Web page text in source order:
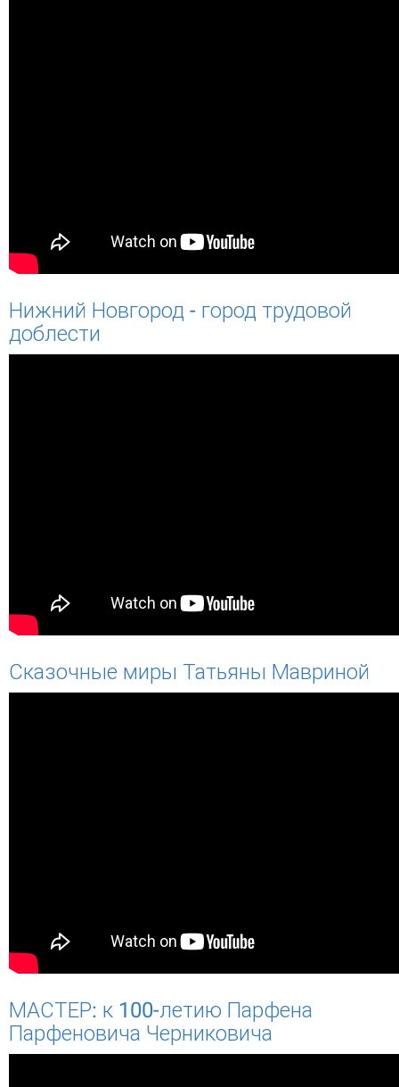
Нижний Новгород - город трудовой
доблести
Сказочные миры Татьяны Мавриной
МАСТЕР: к 100-летию Парфена
Парфеновича Черниковича